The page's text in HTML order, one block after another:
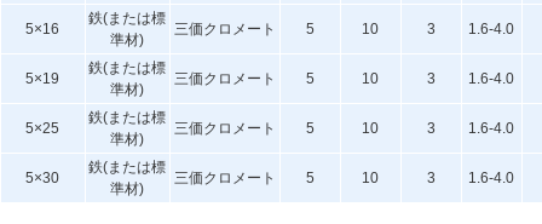
5×16
鉄(または標
準材)
三価クロメート 5 10 3 1.6-4.0
5×19
鉄(または標
準材)
三価クロメート 5 10 3 1.6-4.0
5×25
鉄(または標
準材)
三価クロメート 5 10 3 1.6-4.0
5×30
鉄(または標
準材)
三価クロメート 5 10 3 1.6-4.0